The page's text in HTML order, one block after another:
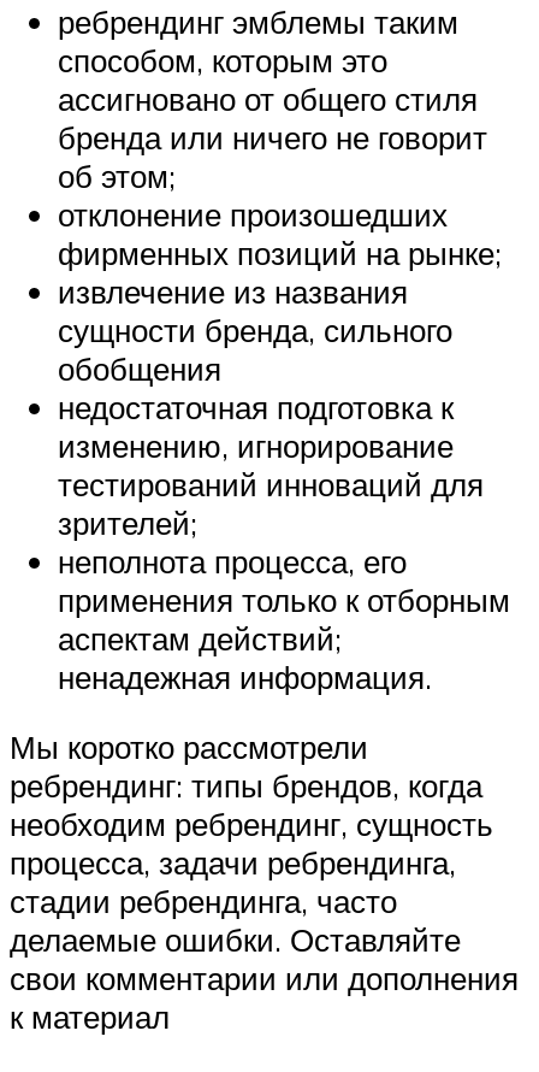
ребрендинг эмблемы таким
способом, которым это
ассигновано от общего стиля
бренда или ничего не говорит
об этом;
отклонение произошедших
фирменных позиций на рынке;
извлечение из названия
сущности бренда, сильного
обобщения
недостаточная подготовка к
изменению, игнорирование
тестирований инноваций для
зрителей;
неполнота процесса, его
применения только к отборным
аспектам действий;
ненадежная информация.
Мы коротко рассмотрели
ребрендинг: типы брендов, когда
необходим ребрендинг, сущность
процесса, задачи ребрендинга,
стадии ребрендинга, часто
делаемые ошибки. Оставляйте
свои комментарии или дополнения
к материал